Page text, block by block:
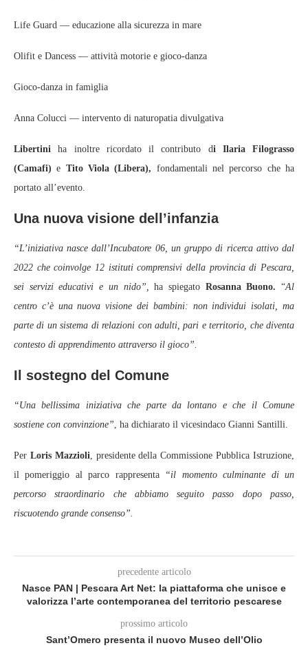
Life Guard — educazione alla sicurezza in mare
Olifit e Dancess — attività motorie e gioco-danza
Gioco-danza in famiglia
Anna Colucci — intervento di naturopatia divulgativa
Libertini ha inoltre ricordato il contributo di Ilaria Filograsso
(Camafi) e Tito Viola (Libera), fondamentali nel percorso che ha
portato all’evento.
Una nuova visione dell’infanzia
“L’iniziativa nasce dall’Incubatore 06, un gruppo di ricerca attivo dal
2022 che coinvolge 12 istituti comprensivi della provincia di Pescara,
sei servizi educativi e un nido”,
ha spiegato Rosanna Buono. “Al
centro c’è una nuova visione dei bambini: non individui isolati, ma
parte di un sistema di relazioni con adulti, pari e territorio, che diventa
contesto di apprendimento attraverso il gioco”.
Il sostegno del Comune
“Una bellissima iniziativa che parte da lontano e che il Comune
sostiene con convinzione” , ha dichiarato il vicesindaco Gianni Santilli.
Per Loris Mazzioli , presidente della Commissione Pubblica Istruzione,
il pomeriggio al parco rappresenta
“il momento culminante di un
percorso straordinario che abbiamo seguito passo dopo passo,
riscuotendo grande consenso”.
precedente articolo
Nasce PAN | Pescara Art Net: la piattaforma che unisce e
valorizza l’arte contemporanea del territorio pescarese
prossimo articolo
Sant’Omero presenta il nuovo Museo dell’Olio